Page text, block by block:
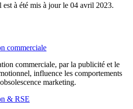
à été mis à jour le 04 avril 2023.
commerciale
commerciale, par la publicité et le
influence les comportements
marketing.
& RSE